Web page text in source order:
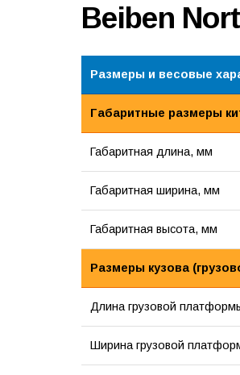
Beiben
Размеры и весовые
Габаритные размеры
Габаритная длина, мм
Габаритная ширина, мм
Габаритная высота, мм
Размеры кузова
Длина грузовой
Ширина грузовой